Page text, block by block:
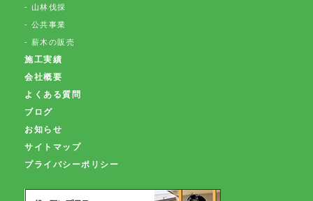
外部からの不正アクセス、改ざん等の危険に対して
は、適切かつ合理的な範囲の安全対策を実施し、お客
様の個人情報保護に努めます。 個人情報に係るデータ
ベース等のアクセスについては、アクセス権を有する
ものを限定し、社内においても不正な利用がなされな
いように厳重に管理します。
リンク先
イバシーの考え方ではなく、リンク先自身のプライバ
山林伐採
公共事業
薪木の販売
施工実績
会社概要
よくある質問
ブログ
お知らせ
サイトマップ
プライバシーポリシー